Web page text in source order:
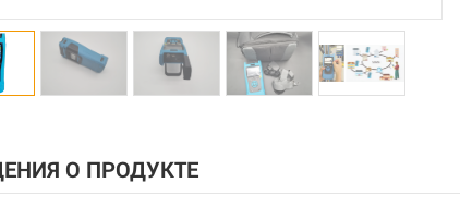
О ПРОДУКТЕ